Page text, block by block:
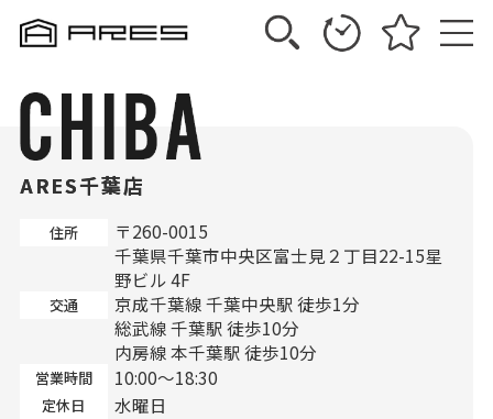
ARES千葉店
住所
〒260-0015
千葉県千葉市中央区富士見２丁目22-15星
野ビル 4F
交通
京成千葉線 千葉中央駅 徒歩1分
総武線 千葉駅 徒歩10分
内房線 本千葉駅 徒歩10分
営業時間 10:00～18:30
定休日 水曜日